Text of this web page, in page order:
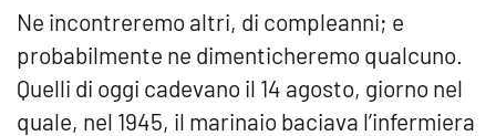
Ne incontreremo altri, di compleanni; e
probabilmente ne dimenticheremo qualcuno.
Quelli di oggi cadevano il 14 agosto, giorno nel
quale, nel 1945, il marinaio baciava l’infermiera